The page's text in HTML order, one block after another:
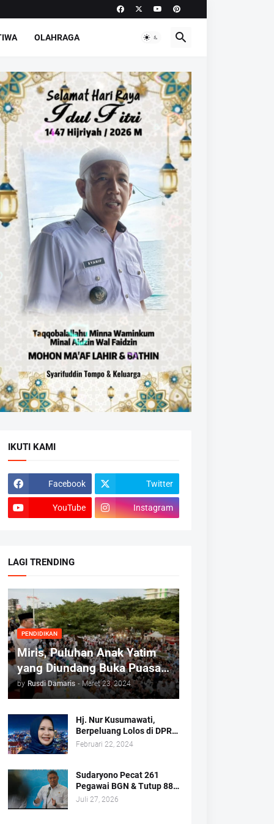
OLAHRAGA
IKUTI KAMI
Facebook Twitter
YouTube Instagram
LAGI TRENDING
PENDIDIKAN
Miris, Puluhan Anak Yatim
yang Diundang Buka Puasa
Bersama Tidak Dapat Jatah
Makan dan Infaq
by Rusdi Damaris - Maret 23, 2024
Hj. Nur Kusumawati,
Berpeluang Lolos di DPRD
Kota Makassar Mewakili
Februari 22, 2024
Sudaryono Pecat 261
Pegawai BGN & Tutup 883
Dapur MBG
Juli 27, 2026